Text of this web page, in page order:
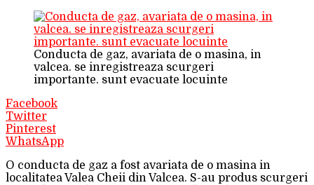
Conducta de gaz, avariata de o masina, in
valcea. se inregistreaza scurgeri
importante. sunt evacuate locuinte
Facebook
Twitter
Pinterest
WhatsApp
O conducta de gaz a fost avariata de o masina in
localitatea Valea Cheii din Valcea. S-au produs scurgeri